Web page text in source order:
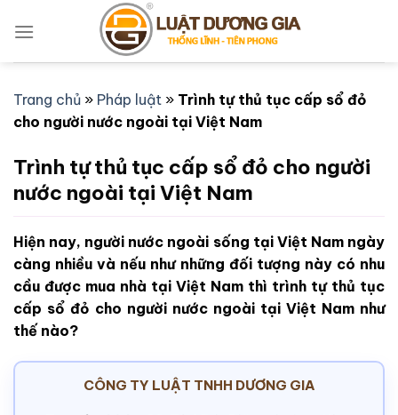
qua
Trang chủ » Pháp luật » Trình tự thủ tục cấp sổ đỏ
cho người nước ngoài tại Việt Nam
Trình tự thủ tục cấp sổ đỏ cho người
nước ngoài tại Việt Nam
Hiện nay, người nước ngoài sống tại Việt Nam ngày
càng nhiều và nếu như những đối tượng này có nhu
cầu được mua nhà tại Việt Nam thì trình tự thủ tục
cấp sổ đỏ cho người nước ngoài tại Việt Nam như
thế nào?
CÔNG TY LUẬT TNHH DƯƠNG GIA